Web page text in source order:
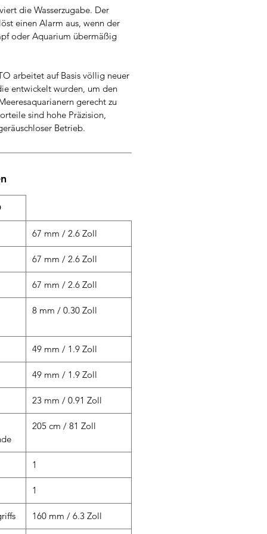
die Wasserzugabe. Der
einen Alarm aus, wenn der
oder Aquarium übermäßig
arbeitet auf Basis völlig neuer
entwickelt wurden, um den
gerecht zu
sind hohe Präzision,
Betrieb.
67 mm / 2.6 Zoll
67 mm / 2.6 Zoll
67 mm / 2.6 Zoll
8 mm / 0.30 Zoll
49 mm / 1.9 Zoll
49 mm / 1.9 Zoll
23 mm / 0.91 Zoll
205 cm / 81 Zoll
1
1
160 mm / 6.3 Zoll